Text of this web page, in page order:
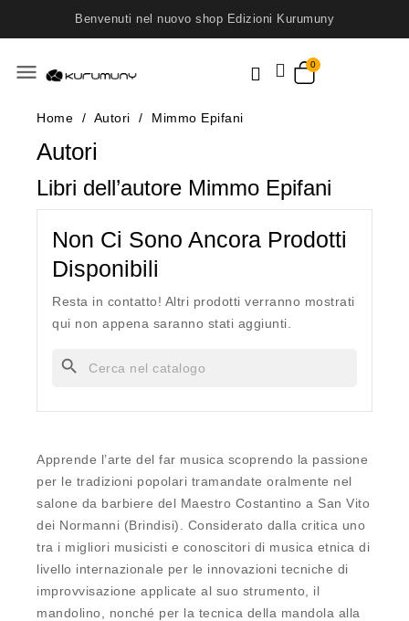
Benvenuti nel nuovo shop Edizioni Kurumuny
menu
Home Autori Mimmo Epifani
Autori
Libri dell’autore Mimmo Epifani
Non Ci Sono Ancora Prodotti
Disponibili
Resta in contatto! Altri prodotti verranno mostrati
qui non appena saranno stati aggiunti.
search
Apprende l’arte del far musica scoprendo la passione
per le tradizioni popolari tramandate oralmente nel
salone da barbiere del Maestro Costantino a San Vito
dei Normanni (Brindisi). Considerato dalla critica uno
tra i migliori musicisti e conoscitori di musica etnica di
livello internazionale per le innovazioni tecniche di
improvvisazione applicate al suo strumento, il
mandolino, nonché per la tecnica della mandola alla